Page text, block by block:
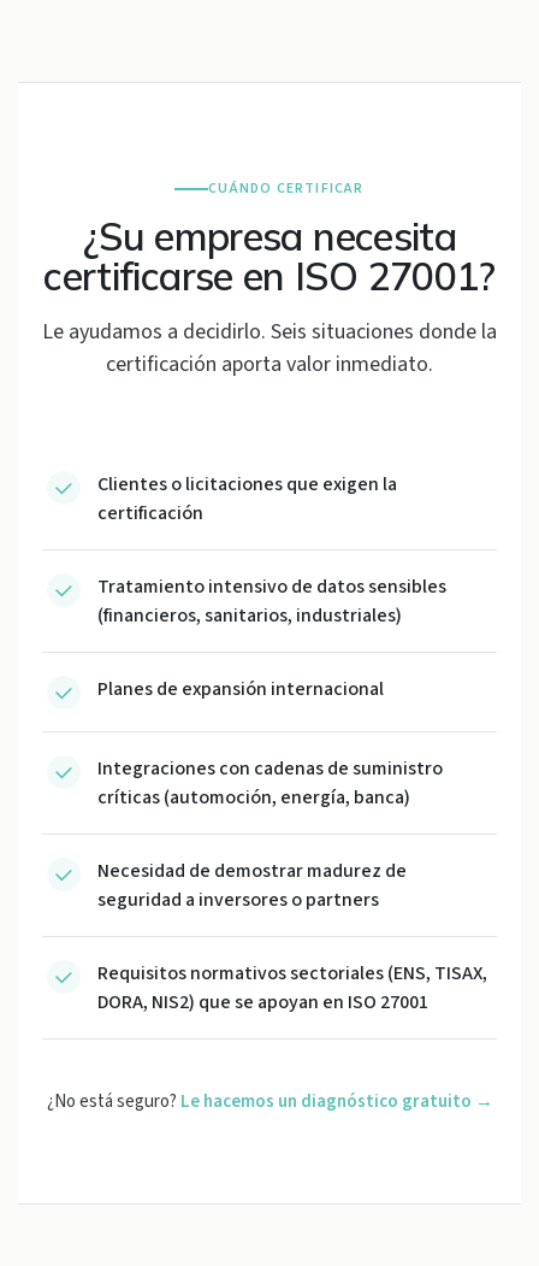
CUÁNDO CERTIFICAR
¿Su empresa necesita
certificarse en ISO 27001?
Le ayudamos a decidirlo. Seis situaciones donde la
certificación aporta valor inmediato.
Clientes o licitaciones que exigen la
certificación
Tratamiento intensivo de datos sensibles
(financieros, sanitarios, industriales)
Planes de expansión internacional
Integraciones con cadenas de suministro
críticas (automoción, energía, banca)
Necesidad de demostrar madurez de
seguridad a inversores o partners
Requisitos normativos sectoriales (ENS, TISAX,
DORA, NIS2) que se apoyan en ISO 27001
¿No está seguro? Le hacemos un diagnóstico gratuito →